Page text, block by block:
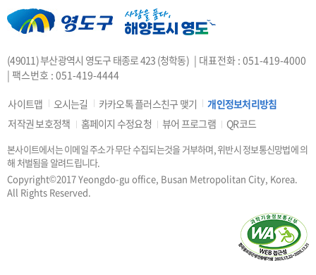
지적측량바로처리센터
안전속도 5030
카카오톡 플러스친구
중앙부처 법령 유권해석
복지·보조금 부정 신고센터
지방소득세(특별징수분)신고·납부
행복출산 원스톱서비스
도로명주소안내
e-청소년
부산광역시청소년종합지원센터
승용차요일제
부산인재평생교육진흥원
(49011) 부산광역시 영도구 태종로 423 (청학동) | 대표전화 : 051-419-4000
| 팩스번호 : 051-419-4444
사이트맵 오시는길 카카오톡 플러스친구 맺기
개인정보처리방침
저작권 보호정책
홈페이지 수정요청 뷰어 프로그램 QR코드
본사이트에서는 이메일 주소가 무단 수집되는것을 거부하며, 위반시 정보통신망법에 의
해 처벌됨을 알려드립니다.
Copyright©2017 Yeongdo-gu office, Busan Metropolitan City, Korea.
All Rights Reserved.